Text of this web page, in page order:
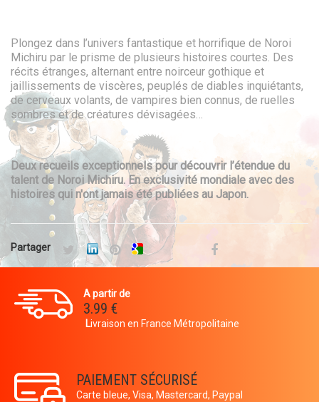
Plongez dans l’univers fantastique et horrifique de Noroi
Michiru par le prisme de plusieurs histoires courtes. Des
récits étranges, alternant entre noirceur gothique et
jaillissements de viscères, peuplés de diables inquiétants,
de cerveaux volants, de vampires bien connus, de ruelles
sombres et de créatures dévisagées…
Deux recueils exceptionnels pour découvrir l’étendue du
talent de Noroi Michiru. En exclusivité mondiale avec des
histoires qui n'ont jamais été publiées au Japon.
Partager
A partir de
3.99 €
Livraison en France Métropolitaine
PAIEMENT SÉCURISÉ
Carte bleue, Visa, Mastercard, Paypal